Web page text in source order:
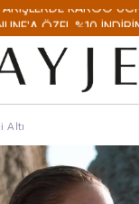
ÖZEL %10 İNDİRİM
Altı